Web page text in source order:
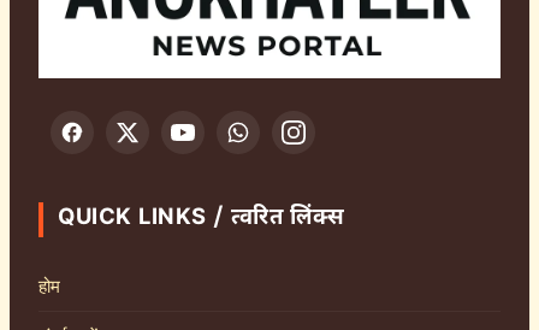
QUICK LINKS / त्वरित लिंक्स
होम